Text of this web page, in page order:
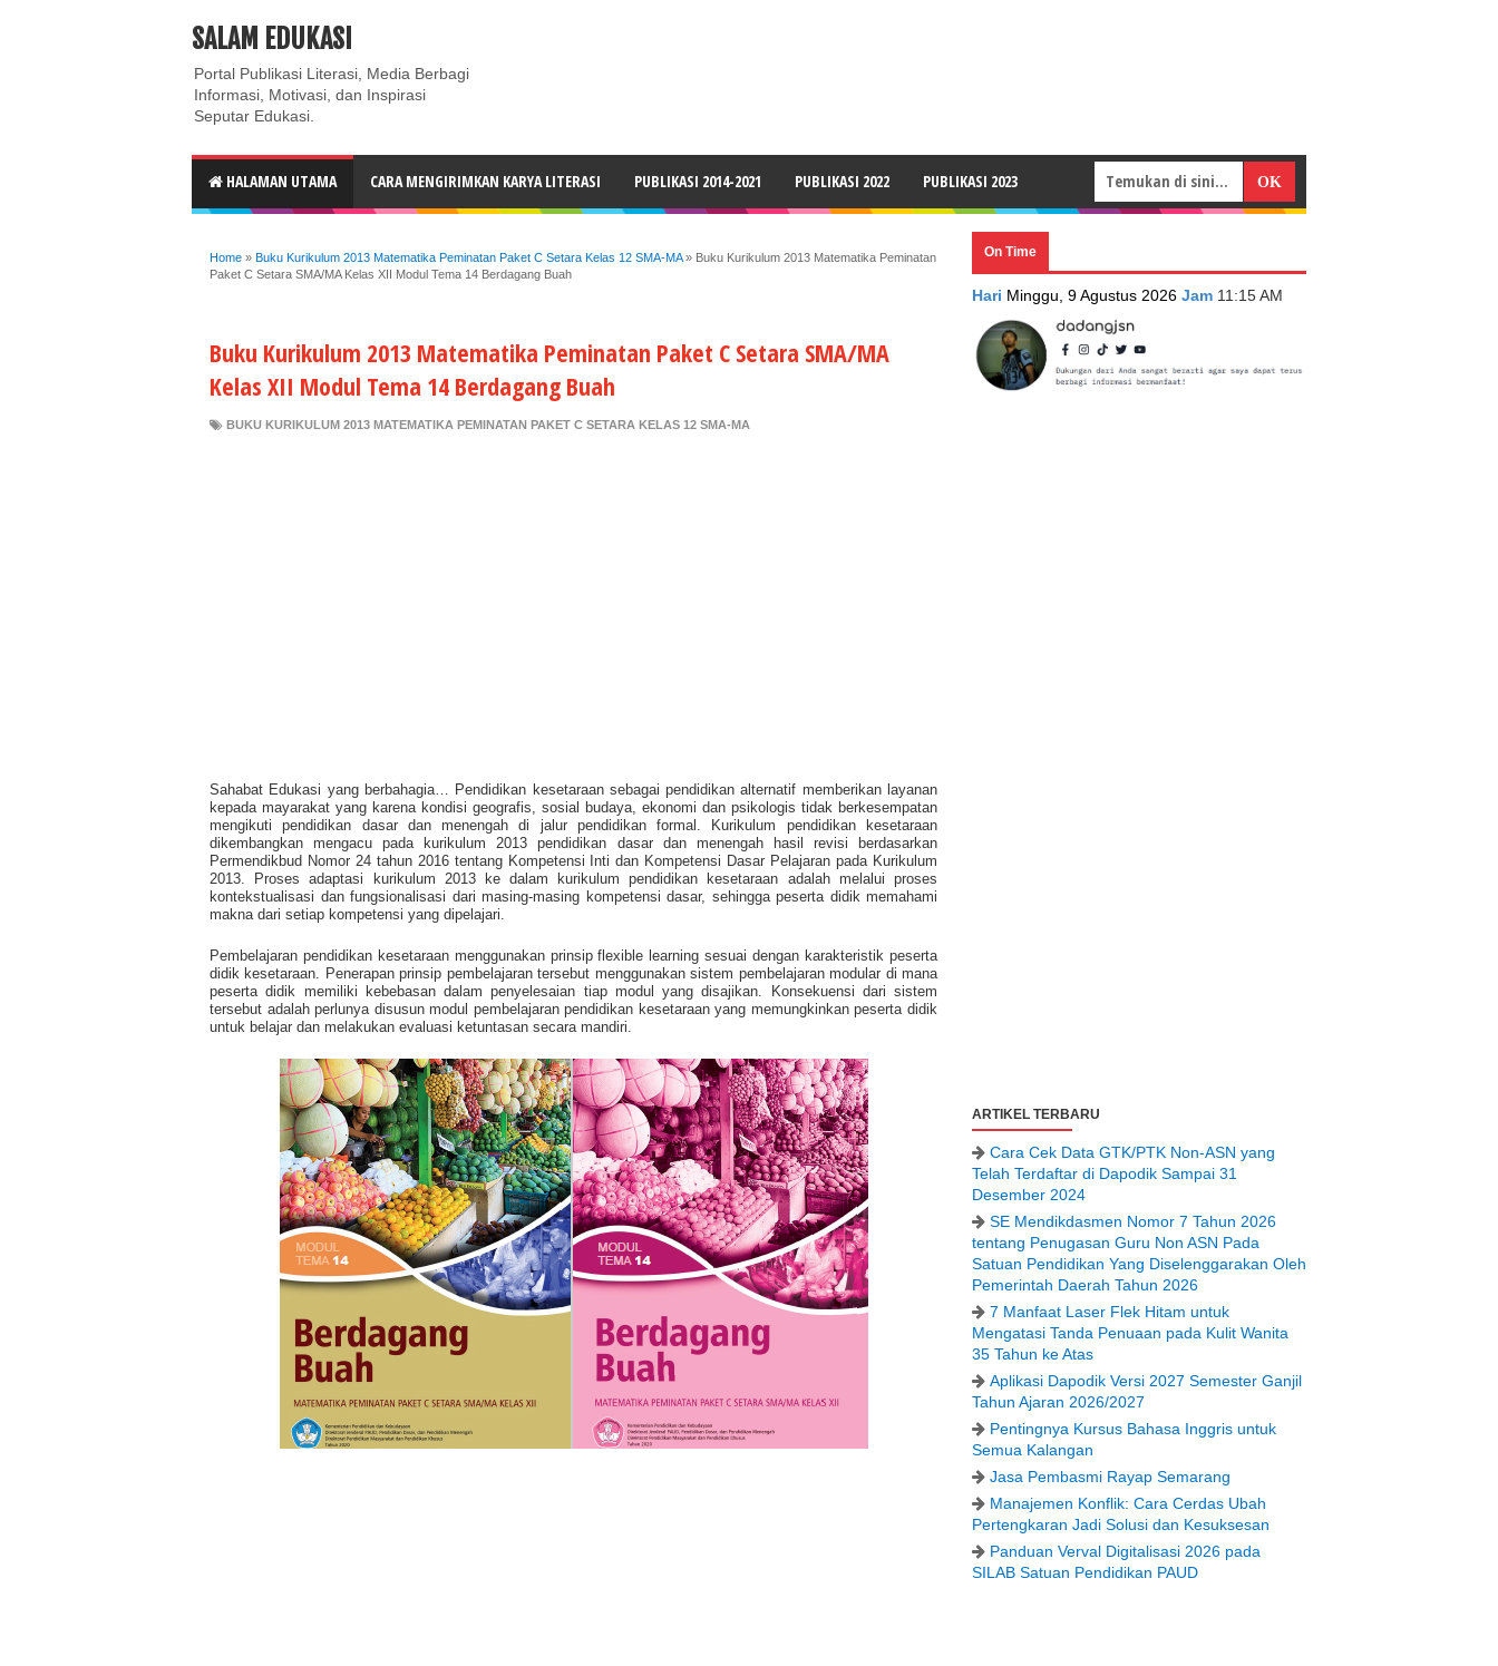
ABOUT CONTACT US
SALAM EDUKASI
Portal Publikasi Literasi, Media Berbagi
Informasi, Motivasi, dan Inspirasi
Seputar Edukasi.
HALAMAN UTAMA CARA MENGIRIMKAN KARYA LITERASI PUBLIKASI 2014-2021 PUBLIKASI 2022 PUBLIKASI 2023
Home » Buku Kurikulum 2013 Matematika Peminatan Paket C Setara Kelas 12 SMA-MA» Buku Kurikulum 2013 Matematika Peminatan
Paket C Setara SMA/MA Kelas XII Modul Tema 14 Berdagang Buah
Buku Kurikulum 2013 Matematika Peminatan Paket C Setara SMA/MA
Kelas XII Modul Tema 14 Berdagang Buah
BUKU KURIKULUM 2013 MATEMATIKA PEMINATAN PAKET C SETARA KELAS 12 SMA-MA
Sahabat Edukasi yang berbahagia… Pendidikan kesetaraan sebagai pendidikan alternatif memberikan layanan
kepada mayarakat yang karena kondisi geografis, sosial budaya, ekonomi dan psikologis tidak berkesempatan
mengikuti pendidikan dasar dan menengah di jalur pendidikan formal. Kurikulum pendidikan kesetaraan
dikembangkan mengacu pada kurikulum 2013 pendidikan dasar dan menengah hasil revisi berdasarkan
Permendikbud Nomor 24 tahun 2016 tentang Kompetensi Inti dan Kompetensi Dasar Pelajaran pada Kurikulum
2013. Proses adaptasi kurikulum 2013 ke dalam kurikulum pendidikan kesetaraan adalah melalui proses
kontekstualisasi dan fungsionalisasi dari masing-masing kompetensi dasar, sehingga peserta didik memahami
makna dari setiap kompetensi yang dipelajari.
Pembelajaran pendidikan kesetaraan menggunakan prinsip flexible learning sesuai dengan karakteristik peserta
didik kesetaraan. Penerapan prinsip pembelajaran tersebut menggunakan sistem pembelajaran modular di mana
peserta didik memiliki kebebasan dalam penyelesaian tiap modul yang disajikan. Konsekuensi dari sistem
tersebut adalah perlunya disusun modul pembelajaran pendidikan kesetaraan yang memungkinkan peserta didik
untuk belajar dan melakukan evaluasi ketuntasan secara mandiri.
On Time
Hari Minggu, 9 Agustus 2026 Jam 11:15 AM
ARTIKEL TERBARU
Cara Cek Data GTK/PTK Non-ASN yang
Telah Terdaftar di Dapodik Sampai 31
Desember 2024
SE Mendikdasmen Nomor 7 Tahun 2026
tentang Penugasan Guru Non ASN Pada
Satuan Pendidikan Yang Diselenggarakan Oleh
Pemerintah Daerah Tahun 2026
7 Manfaat Laser Flek Hitam untuk
Mengatasi Tanda Penuaan pada Kulit Wanita
35 Tahun ke Atas
Aplikasi Dapodik Versi 2027 Semester Ganjil
Tahun Ajaran 2026/2027
Pentingnya Kursus Bahasa Inggris untuk
Semua Kalangan
Jasa Pembasmi Rayap Semarang
Manajemen Konflik: Cara Cerdas Ubah
Pertengkaran Jadi Solusi dan Kesuksesan
Panduan Verval Digitalisasi 2026 pada
SILAB Satuan Pendidikan PAUD